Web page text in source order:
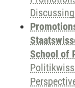
School of